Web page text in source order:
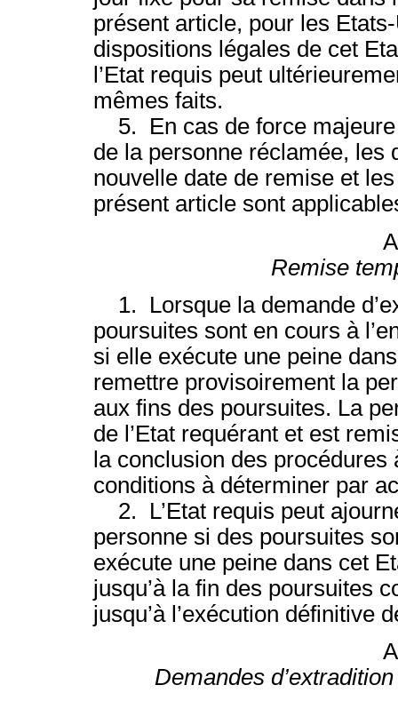
présent article, pour les
dispositions légales de cet
l’Etat requis peut
mêmes faits.
5. En cas de force majeure
de la personne réclamée, les
nouvelle date de remise et
présent article sont
Remise
1. Lorsque la demande
poursuites sont en cours à
si elle exécute une peine
remettre provisoirement la
aux fins des poursuites. La
de l’Etat requérant et est
la conclusion des
conditions à déterminer par
2. L’Etat requis peut
personne si des poursuites
exécute une peine dans cet
jusqu’à la fin des poursuites
jusqu’à l’exécution définitive
Demandes